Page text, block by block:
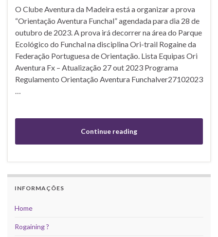
O Clube Aventura da Madeira está a organizar a prova
“Orientação Aventura Funchal” agendada para dia 28 de
outubro de 2023. A prova irá decorrer na área do Parque
Ecológico do Funchal na disciplina Ori-trail Rogaine da
Federação Portuguesa de Orientação. Lista Equipas Ori
Aventura Fx – Atualização 27 out 2023 Programa
Regulamento Orientação Aventura Funchalver27102023
…
Continue reading
INFORMAÇÕES
Home
Rogaining ?